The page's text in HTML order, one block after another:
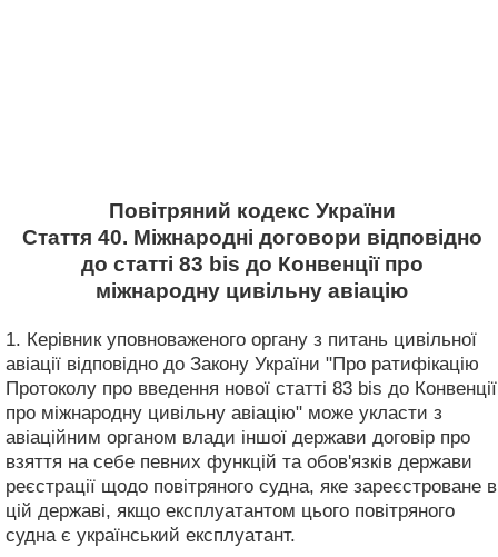
Повітряний кодекс України
Стаття 40. Міжнародні договори відповідно
до статті 83 bis до Конвенції про
міжнародну цивільну авіацію
1. Керівник уповноваженого органу з питань цивільної
авіації відповідно до Закону України "Про ратифікацію
Протоколу про введення нової статті 83 bis до Конвенції
про міжнародну цивільну авіацію" може укласти з
авіаційним органом влади іншої держави договір про
взяття на себе певних функцій та обов'язків держави
реєстрації щодо повітряного судна, яке зареєстроване в
цій державі, якщо експлуатантом цього повітряного
судна є український експлуатант.